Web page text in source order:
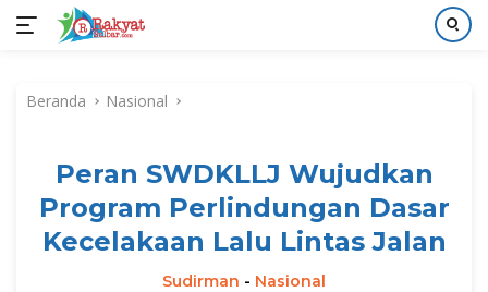
kontenBeranda Nasional
Peran SWDKLLJ Wujudkan
Program Perlindungan Dasar
Kecelakaan Lalu Lintas Jalan
Sudirman - Nasional